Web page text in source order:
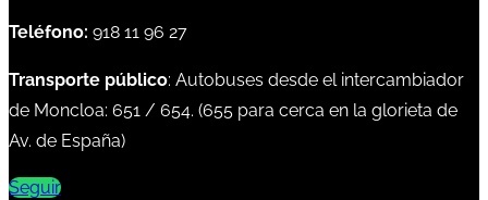
Teléfono: 918 11 96 27
Transporte público: Autobuses desde el intercambiador
de Moncloa: 651 / 654. (655 para cerca en la glorieta de
Av. de España)
Seguir